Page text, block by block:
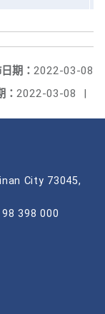
期： 2022-03-08
： 2022-03-08 |
City 73045,
98 398 000